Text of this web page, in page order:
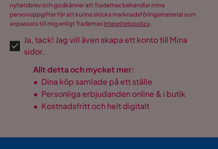
nyhetsbrev och godkänner att Trademax behandlar mina
personuppgifter för att kunna skicka marknadsföringsmaterial som
anpassats till mig enligt Trademax Integritetspolicy.
Ja, tack! Jag vill även skapa ett konto till Mina
sidor.
Allt detta och mycket mer:
• Dina köp samlade på ett ställe
• Personliga erbjudanden online & i butik
• Kostnadsfritt och helt digitalt